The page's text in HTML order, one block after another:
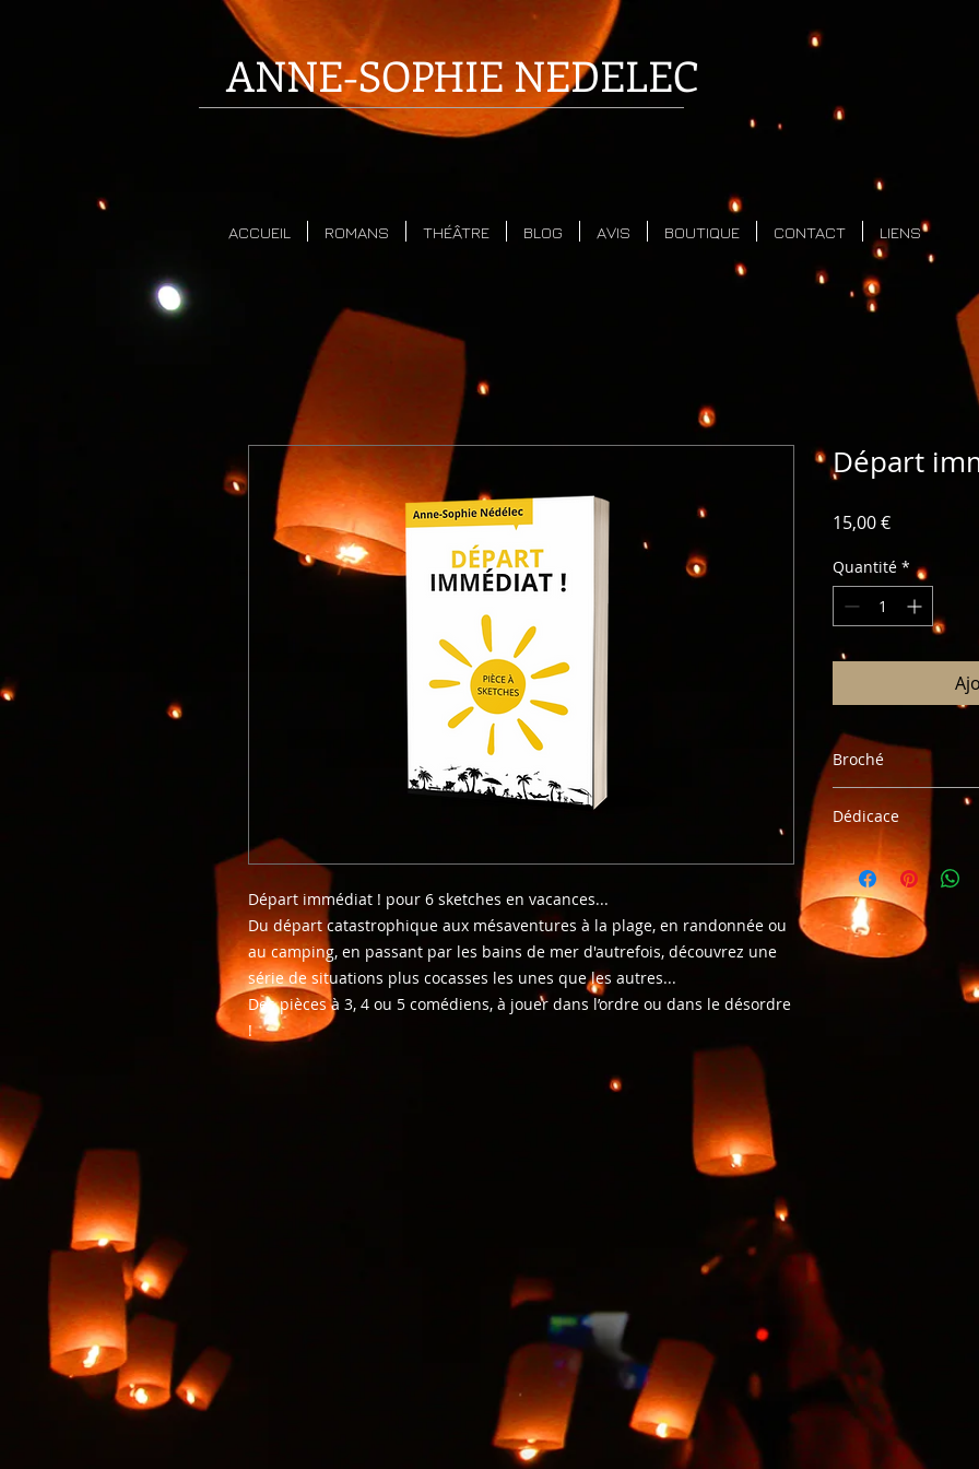
ANNE-SOPHIENEDELEC
ACCUEIL ROMANS THÉÂTRE BLOG AVIS BOUTIQUE CONTACT LIENS
Départ immédiat ! pour 6 sketches en vacances...
Du départ catastrophique aux mésaventures à la plage, en randonnée ou
au camping, en passant par les bains de mer d'autrefois, découvrez une
série de situations plus cocasses les unes que les autres...
Des pièces à 3, 4 ou 5 comédiens, à jouer dans l’ordre ou dans le désordre
!
Départ
15,00 €Prix
Quantité *
Broché
Pour toute
merci de contacter
Dédicace
Pour une dédicace,
souhaitez